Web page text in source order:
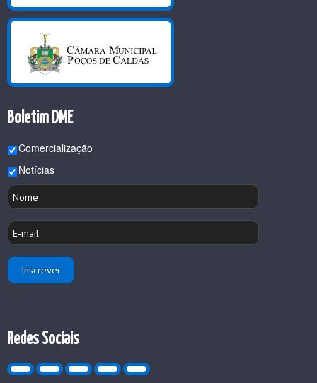
Boletim DME
Comercialização
Notícias
Redes Sociais